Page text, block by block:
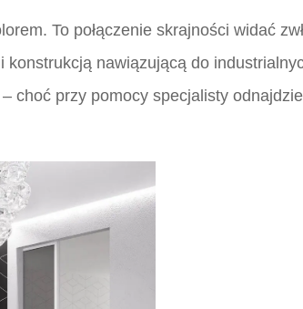
To połączenie skrajności widać
nawiązującą do
choć przy pomocy specjalisty